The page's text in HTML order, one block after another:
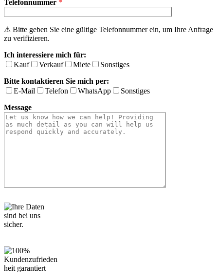
d
s
e
F
e
d
l
e
r
.
Telefonnummer *
⚠ Bitte geben Sie eine gültige Telefonnummer ein, um Ihre Anfrage
zu verifizieren.
Ich interessiere mich für:
Kauf
Verkauf Miete
Sonstiges
Bitte kontaktieren Sie mich per:
E-Mail
Telefon WhatsApp
Sonstiges
Message